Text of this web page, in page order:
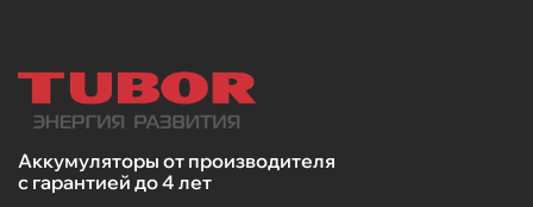
Аккумуляторы от производителя
с гарантией до 4 лет